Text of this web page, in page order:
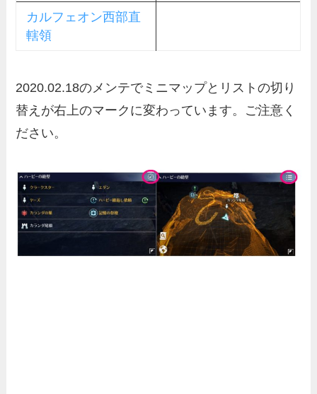
カルフェオン西部直
轄領
2020.02.18のメンテでミニマップとリストの切り
替えが右上のマークに変わっています。ご注意く
ださい。